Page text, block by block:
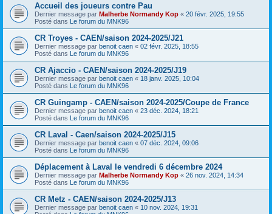
Accueil des joueurs contre Pau
Dernier message par Malherbe Normandy Kop « 20 févr. 2025, 19:55
Posté dans Le forum du MNK96
CR Troyes - CAEN/saison 2024-2025/J21
Dernier message par benoit caen « 02 févr. 2025, 18:55
Posté dans Le forum du MNK96
CR Ajaccio - CAEN/saison 2024-2025/J19
Dernier message par benoit caen « 18 janv. 2025, 10:04
Posté dans Le forum du MNK96
CR Guingamp - CAEN/saison 2024-2025/Coupe de France
Dernier message par benoit caen « 23 déc. 2024, 18:21
Posté dans Le forum du MNK96
CR Laval - Caen/saison 2024-2025/J15
Dernier message par benoit caen « 07 déc. 2024, 09:06
Posté dans Le forum du MNK96
Déplacement à Laval le vendredi 6 décembre 2024
Dernier message par Malherbe Normandy Kop « 26 nov. 2024, 14:34
Posté dans Le forum du MNK96
CR Metz - CAEN/saison 2024-2025/J13
Dernier message par benoit caen « 10 nov. 2024, 19:31